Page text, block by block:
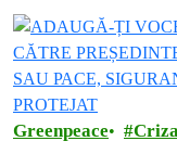
Greenpeace